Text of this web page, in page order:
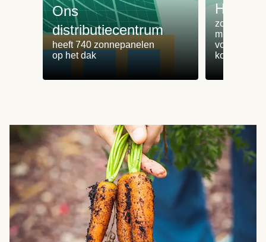
Ons
distributiecentrum
heeft 740 zonnepanelen
op het dak
zorgt voor
minder
koken